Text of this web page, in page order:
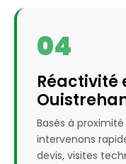
04
Réactivité
Basés à
intervenons
devis, visites